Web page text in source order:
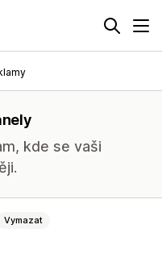
kde se vaši
Vymazat